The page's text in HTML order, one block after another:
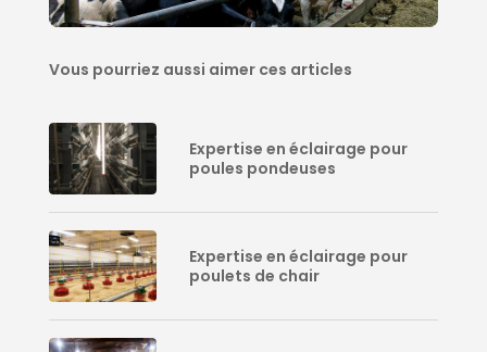
Vous pourriez aussi aimer ces articles
Expertise en éclairage pour
poules pondeuses
Expertise en éclairage pour
poulets de chair